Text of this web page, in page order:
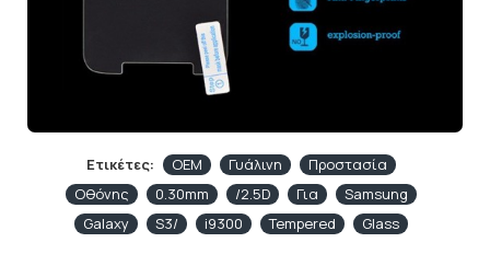
Ετικέτες: OEM Γυάλινη
Προστασία
Οθόνης
0.30mm /2.5D Για
Samsung
Galaxy
S3/ i9300 Tempered Glass